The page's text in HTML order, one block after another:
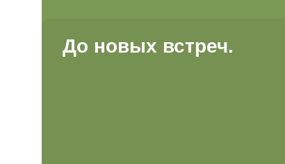
До новых встреч.